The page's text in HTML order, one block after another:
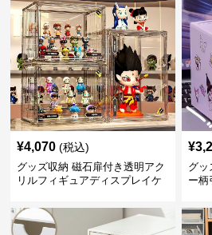
¥4,070 (税込)
グッズ収納 磁石扉付き透明アク
リルフィギュアディスプレイケ
¥
グッ
ー柄